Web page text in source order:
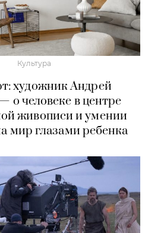
Культура
художник Андрей
о человеке в центре
живописи и умении
мир глазами ребенка